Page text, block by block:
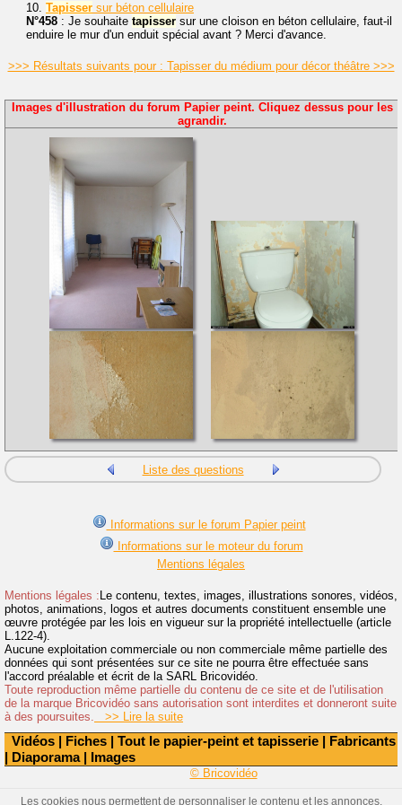
Vidéos | Fiches | Tout le papier-peint et tapisserie | Fabricants
| Diaporama| Images
10. Tapisser sur béton cellulaire
N°458 : Je souhaite tapisser sur une cloison en béton cellulaire, faut-il
enduire le mur d'un enduit spécial avant ? Merci d'avance.
>>> Résultats suivants pour : Tapisser du médium pour décor théâtre >>>
Images d'illustration du forum Papier peint. Cliquez dessus pour les
agrandir.
Liste des questions
Informations sur le forum Papier peint
Informations sur le moteur du forum
Mentions légales
Mentions légales : Le contenu, textes, images, illustrations sonores, vidéos,
photos, animations, logos et autres documents constituent ensemble une
œuvre protégée par les lois en vigueur sur la propriété intellectuelle (article
L.122-4).
Aucune exploitation commerciale ou non commerciale même partielle des
données qui sont présentées sur ce site ne pourra être effectuée sans
l'accord préalable et écrit de la SARL Bricovidéo.
Toute reproduction même partielle du contenu de ce site et de l'utilisation
de la marque Bricovidéo sans autorisation sont interdites et donneront suite
à des poursuites. >> Lire la suite
© Bricovidéo
Les cookies nous permettent de personnaliser le contenu et les annonces,